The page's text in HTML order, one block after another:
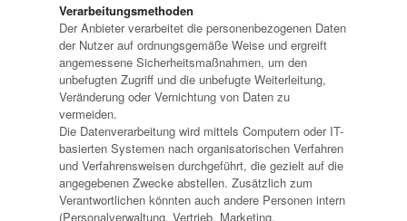
Verarbeitungsmethoden
Der Anbieter verarbeitet die personenbezogenen Daten
der Nutzer auf ordnungsgemäße Weise und ergreift
angemessene Sicherheitsmaßnahmen, um den
unbefugten Zugriff und die unbefugte Weiterleitung,
Veränderung oder Vernichtung von Daten zu
vermeiden.
Die Datenverarbeitung wird mittels Computern oder IT-
basierten Systemen nach organisatorischen Verfahren
und Verfahrensweisen durchgeführt, die gezielt auf die
angegebenen Zwecke abstellen. Zusätzlich zum
Verantwortlichen könnten auch andere Personen intern
(Personalverwaltung, Vertrieb, Marketing,